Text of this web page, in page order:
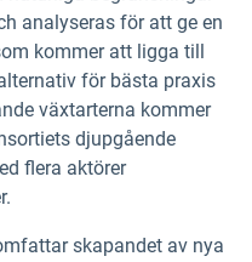
analyseras för att ge en
kommer att ligga till
för bästa praxis
växtarterna kommer
djupgående
flera aktörer
skapandet av nya